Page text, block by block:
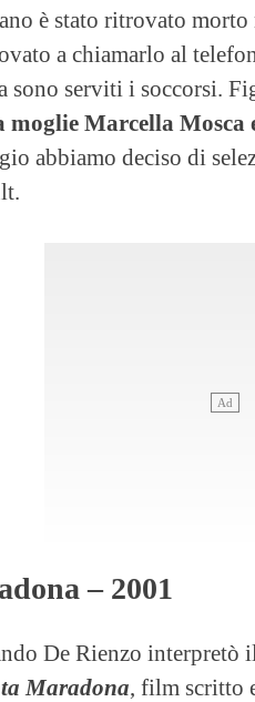
è stato ritrovato morto
a chiamarlo al
sono serviti i soccorsi.
moglie Marcella Mosca
abbiamo deciso di
– 2001
De Rienzo interpretò
Maradona, film scritto